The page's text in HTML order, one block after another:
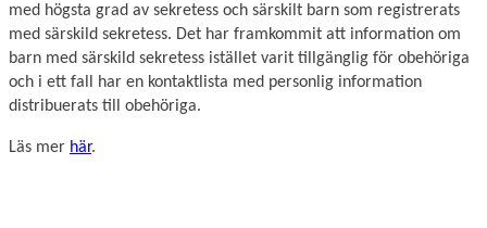
med högsta grad av sekretess och särskilt barn som registrerats
med särskild sekretess. Det har framkommit att information om
barn med särskild sekretess istället varit tillgänglig för obehöriga
och i ett fall har en kontaktlista med personlig information
distribuerats till obehöriga.
Läs mer här.